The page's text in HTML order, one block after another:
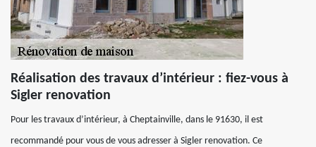
Réalisation des travaux d’intérieur : fiez-vous à
Sigler renovation
Pour les travaux d’intérieur, à Cheptainville, dans le 91630, il est
recommandé pour vous de vous adresser à Sigler renovation. Ce